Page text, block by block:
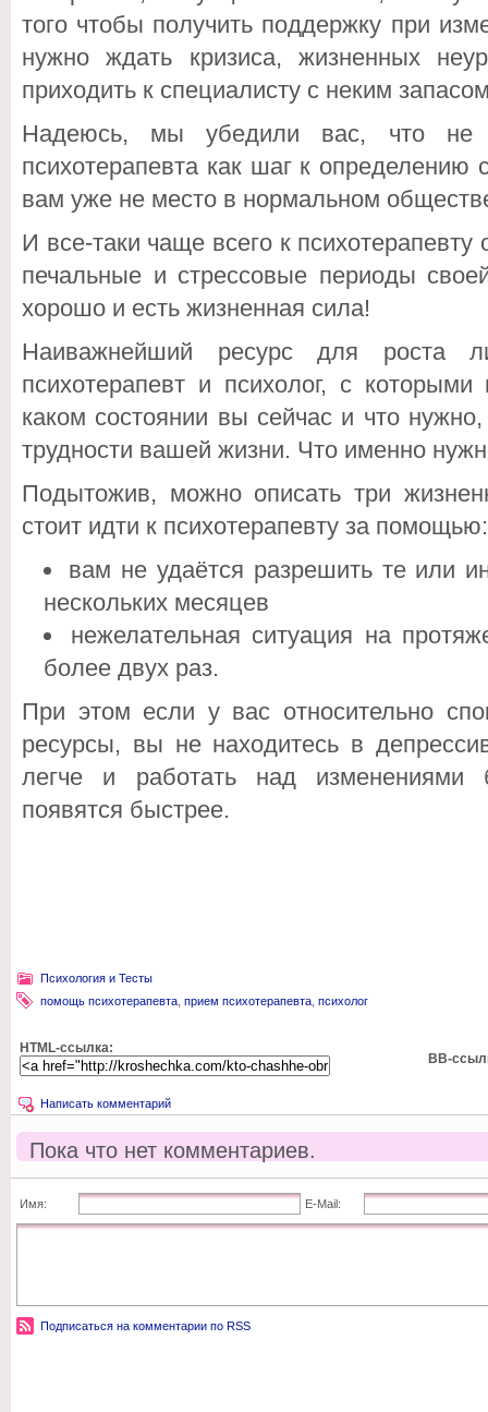
того чтобы получить поддержку при
нужно ждать кризиса, жизненных
приходить к специалисту с неким
Надеюсь, мы убедили вас, что не
психотерапевта как шаг к определению
вам уже не место в нормальном
И все-таки чаще всего к
печальные и стрессовые периоды
хорошо и есть жизненная сила!
Наиважнейший ресурс для роста
психотерапевт и психолог, с
каком состоянии вы сейчас и что
трудности вашей жизни. Что именно
Подытожив, можно описать три
стоит идти к психотерапевту за помощью:
вам не удаётся разрешить те или
нескольких месяцев
нежелательная ситуация на
более двух раз.
При этом если у вас относительно
ресурсы, вы не находитесь в
легче и работать над изменениями
появятся быстрее.
Психология и Тесты
помощь психотерапевта прием психотерапевта психолог
HTML-ссылка:
BB-
Написать комментарий
Пока что нет комментариев.
Имя: E-Mail:
Подписаться на комментарии по RSS